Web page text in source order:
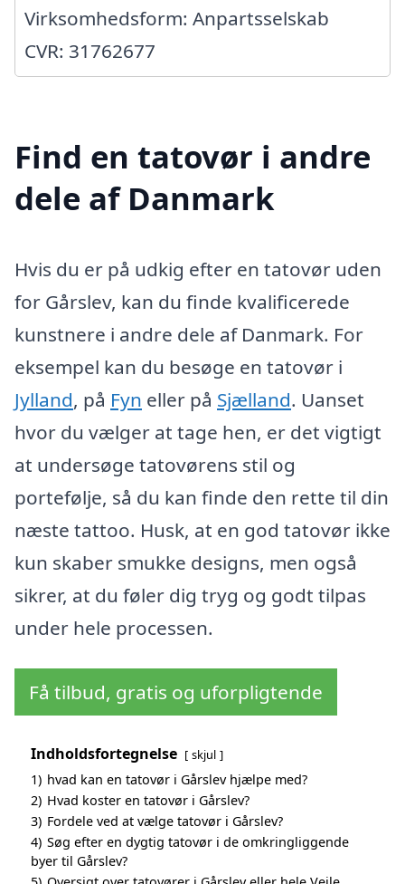
Virksomhedsform: Anpartsselskab
CVR: 31762677
Find en tatovør i andre
dele af Danmark
Hvis du er på udkig efter en tatovør uden
for Gårslev, kan du finde kvalificerede
kunstnere i andre dele af Danmark. For
eksempel kan du besøge en tatovør i
Jylland, på Fyn eller på Sjælland. Uanset
hvor du vælger at tage hen, er det vigtigt
at undersøge tatovørens stil og
portefølje, så du kan finde den rette til din
næste tattoo. Husk, at en god tatovør ikke
kun skaber smukke designs, men også
sikrer, at du føler dig tryg og godt tilpas
under hele processen.
Få tilbud, gratis og uforpligtende
Indholdsfortegnelse skjul
1) hvad kan en tatovør i Gårslev hjælpe med?
2) Hvad koster en tatovør i Gårslev?
3) Fordele ved at vælge tatovør i Gårslev?
4) Søg efter en dygtig tatovør i de omkringliggende
byer til Gårslev?